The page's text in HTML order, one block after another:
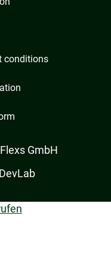
conditions
GmbH
DevLab